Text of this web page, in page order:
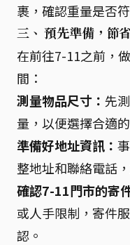
裹，確認重量是否
三、 預先準備，節
在前往7-11之前，
間：
測量物品尺寸： 先
量，以便選擇合適
準備好地址資訊：
整地址和聯絡電話
確認7-11門市的寄
或人手限制，寄件
認。